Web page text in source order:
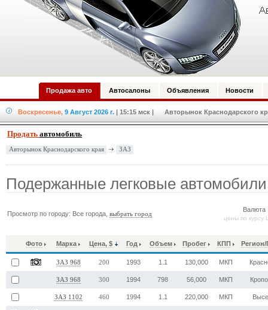
Продажа авто Автосалоны Объявления Новости
Воскресенье, 9 Август 2026 г. | 15:15 мск | Авторынок Краснодарского
Продать автомобиль
Авторынок Краснодарского края ЗАЗ
Подержанные легковые
Просмотр по городу: Все города,выбрать город
цены по
Фото Марка Цена, $ Год Объем Пробег КПП
ЗАЗ 968 200 1993 1.1 130,000 МКП
ЗАЗ 968 300 1994 798 56,000 МКП
ЗАЗ 1102 460 1994 1.1 220,000 МКП